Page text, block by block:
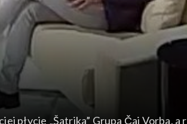
Grupa Čai Vorba, a reżyser Janusz Kukuła